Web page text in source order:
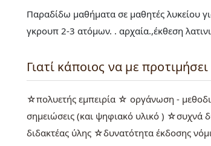
Παραδίδω μαθήματα σε μαθητές λυκείου
γκρουπ 2-3 ατόμων. . αρχαία.,έκθεση
Γιατί κάποιος να με προτιμήσει
☆πολυετής εμπειρία ☆ οργάνωση -
σημειώσεις (και ψηφιακό υλικό ) ☆συχνά
διδακτέας ύλης ☆δυνατότητα έκδοσης